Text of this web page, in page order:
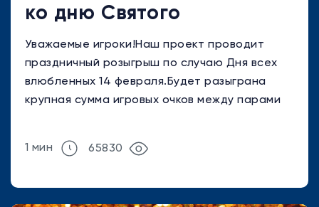
ко дню Святого
Валентина
Уважаемые игроки!Наш проект проводит
праздничный розыгрыш по случаю Дня всех
влюбленных 14 февраля.Будет разыграна
крупная сумма игровых очков между парами
1 мин 65830